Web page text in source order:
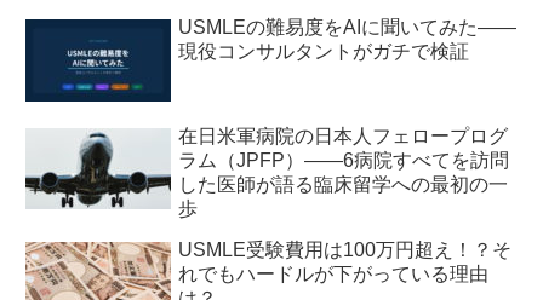
USMLEの難易度をAIに聞いてみた——
現役コンサルタントがガチで検証
在日米軍病院の日本人フェロープログ
ラム（JPFP）——6病院すべてを訪問
した医師が語る臨床留学への最初の一
歩
USMLE受験費用は100万円超え！？そ
れでもハードルが下がっている理由